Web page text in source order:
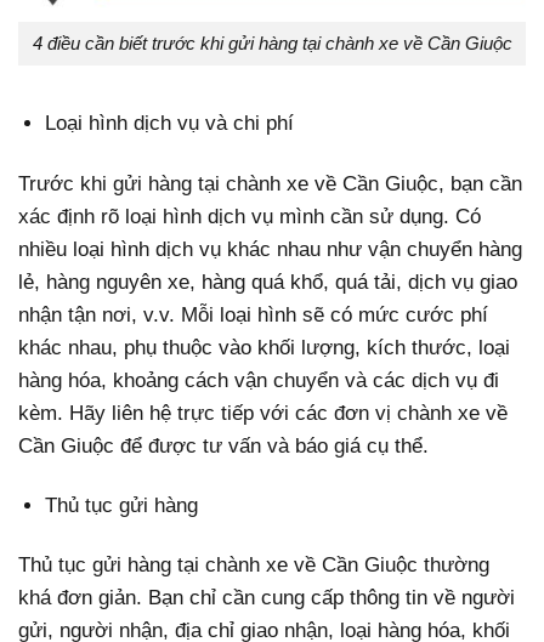
4 điều cần biết trước khi gửi hàng tại chành xe về Cần Giuộc
Loại hình dịch vụ và chi phí
Trước khi gửi hàng tại chành xe về Cần Giuộc, bạn cần
xác định rõ loại hình dịch vụ mình cần sử dụng. Có
nhiều loại hình dịch vụ khác nhau như vận chuyển hàng
lẻ, hàng nguyên xe, hàng quá khổ, quá tải, dịch vụ giao
nhận tận nơi, v.v. Mỗi loại hình sẽ có mức cước phí
khác nhau, phụ thuộc vào khối lượng, kích thước, loại
hàng hóa, khoảng cách vận chuyển và các dịch vụ đi
kèm. Hãy liên hệ trực tiếp với các đơn vị chành xe về
Cần Giuộc để được tư vấn và báo giá cụ thể.
Thủ tục gửi hàng
Thủ tục gửi hàng tại chành xe về Cần Giuộc thường
khá đơn giản. Bạn chỉ cần cung cấp thông tin về người
gửi, người nhận, địa chỉ giao nhận, loại hàng hóa, khối